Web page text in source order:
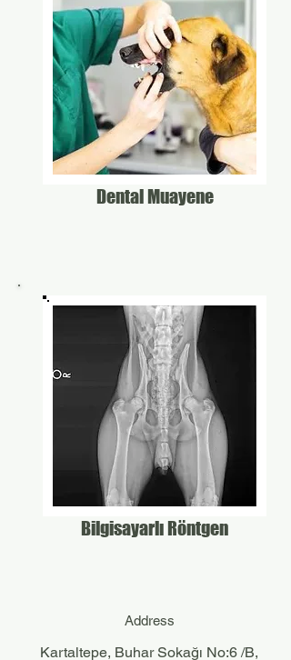
Dental Muayene
Bilgisayarlı Röntgen
Address
Kartaltepe, Buhar Sokağı No:6 /B,